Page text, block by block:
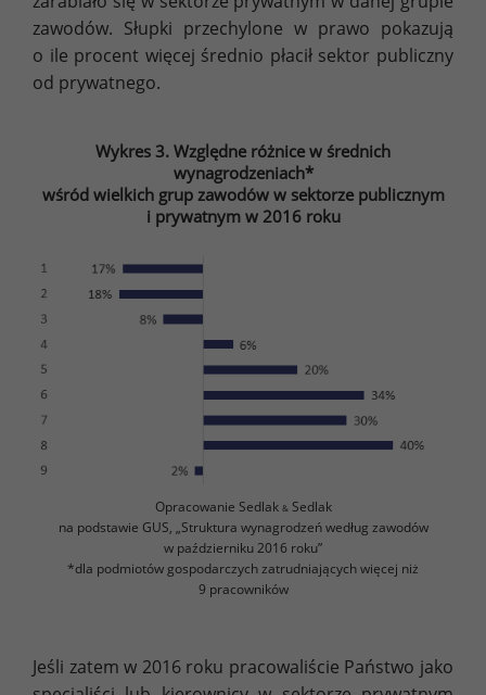
zawodów. Słupki przechylone w prawo pokazują
o ile procent więcej średnio płacił sektor publiczny
od prywatnego.
Wykres 3. Względne różnice w średnich
wynagrodzeniach*
wśród wielkich grup zawodów w sektorze publicznym
i prywatnym w 2016 roku
Opracowanie Sedlak &Sedlak
na podstawie GUS, „Struktura wynagrodzeń według zawodów
w październiku 2016 roku”
*dla podmiotów gospodarczych zatrudniających więcej niż
9 pracowników
Jeśli zatem w 2016 roku pracowaliście Państwo jako